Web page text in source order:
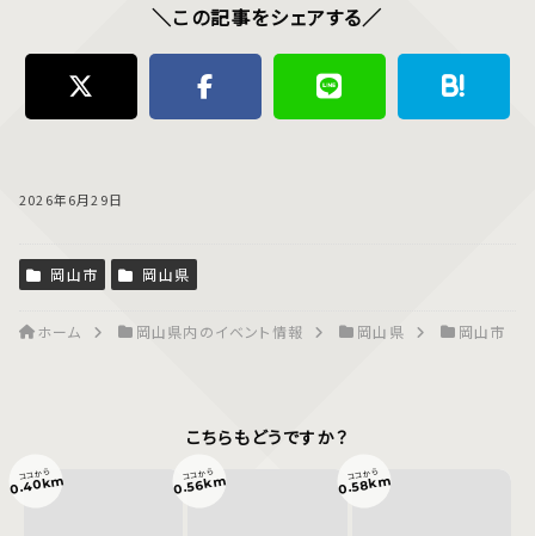
＼この記事をシェアする／
2026年6月29日
岡山市 岡山県
ホーム 岡山県内のイベント情報 岡山県 岡山市
こちらもどうですか？
ココから
0.40km ココから
0.56km ココから
0.58km